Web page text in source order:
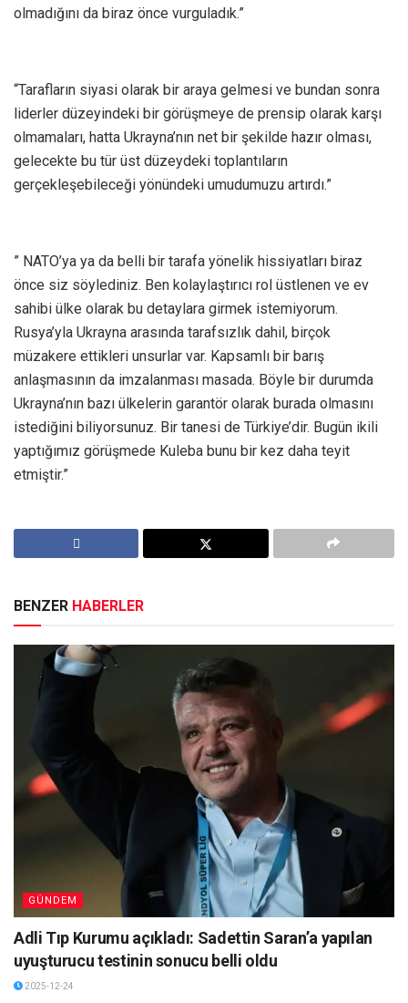
olmadığını da biraz önce vurguladık.”
“Tarafların siyasi olarak bir araya gelmesi ve bundan sonra
liderler düzeyindeki bir görüşmeye de prensip olarak karşı
olmamaları, hatta Ukrayna’nın net bir şekilde hazır olması,
gelecekte bu tür üst düzeydeki toplantıların
gerçekleşebileceği yönündeki umudumuzu artırdı.”
” NATO’ya ya da belli bir tarafa yönelik hissiyatları biraz
önce siz söylediniz. Ben kolaylaştırıcı rol üstlenen ve ev
sahibi ülke olarak bu detaylara girmek istemiyorum.
Rusya’yla Ukrayna arasında tarafsızlık dahil, birçok
müzakere ettikleri unsurlar var. Kapsamlı bir barış
anlaşmasının da imzalanması masada. Böyle bir durumda
Ukrayna’nın bazı ülkelerin garantör olarak burada olmasını
istediğini biliyorsunuz. Bir tanesi de Türkiye’dir. Bugün ikili
yaptığımız görüşmede Kuleba bunu bir kez daha teyit
etmiştir.”
BENZER HABERLER
GÜNDEM
Adli Tıp Kurumu açıkladı: Sadettin Saran’a yapılan
uyuşturucu testinin sonucu belli oldu
2025-12-24